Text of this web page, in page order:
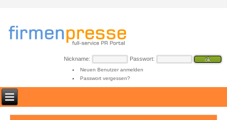
Nickname: Passwort:
Neuen Benutzer anmelden
Passwort vergessen?